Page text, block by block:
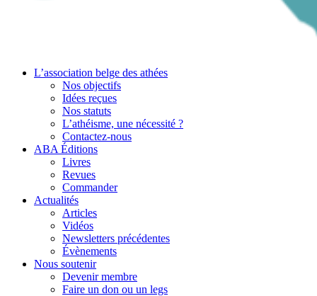
L’association belge des athées
Nos objectifs
Idées reçues
Nos statuts
L’athéisme, une nécessité ?
Contactez-nous
ABA Éditions
Livres
Revues
Commander
Actualités
Articles
Vidéos
Newsletters précédentes
Évènements
Nous soutenir
Devenir membre
Faire un don ou un legs